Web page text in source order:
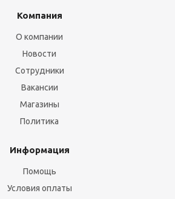
Компания
О компании
Новости
Сотрудники
Вакансии
Магазины
Политика
Информация
Помощь
Условия оплаты